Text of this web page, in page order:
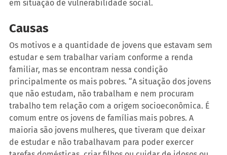
em situação de vulnerabilidade social.
Causas
Os motivos e a quantidade de jovens que estavam sem
estudar e sem trabalhar variam conforme a renda
familiar, mas se encontram nessa condição
principalmente os mais pobres. “A situação dos jovens
que não estudam, não trabalham e nem procuram
trabalho tem relação com a origem socioeconômica. É
comum entre os jovens de famílias mais pobres. A
maioria são jovens mulheres, que tiveram que deixar
de estudar e não trabalhavam para poder exercer